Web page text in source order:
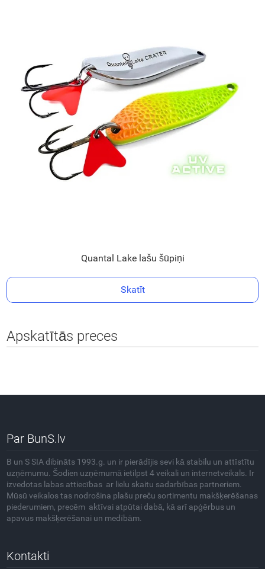
Quantal Lake lašu šūpiņi
Skatīt
Apskatītās preces
Par BunS.lv
B un S SIA dibināts 1993.g. un ir pierādījis sevi kā stabilu un attīstītu
uzņēmumu. Šodien uzņēmumā ietilpst 4 veikali un internetveikals. Ir
izvedotas labas attiecības ar lielu skaitu sadarbības partneriem.
Mūsū veikalos tas nodrošina plašu preču sortimentu makšķerēšanas
piederumiem, precēm aktīvai atpūtai dabā, kā arī apģērbus un
apavus makšķerēšanai un medībām.
Kontakti